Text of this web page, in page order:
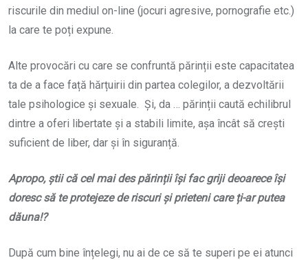
riscurile din mediul on-line (jocuri agresive, pornografie etc.)
la care te poți expune.
Alte provocări cu care se confruntă părinții este capacitatea
ta de a face față hărțuirii din partea colegilor, a dezvoltării
tale psihologice și sexuale. Și, da … părinții caută echilibrul
dintre a oferi libertate și a stabili limite, așa încât să crești
suficient de liber, dar și în siguranță.
Apropo, știi că cel mai des părinții își fac griji deoarece își
doresc să te protejeze de riscuri și prieteni care ți-ar putea
dăuna!?
După cum bine înțelegi, nu ai de ce să te superi pe ei atunci